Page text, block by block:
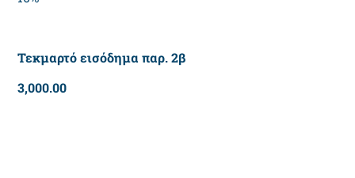
Τεκμαρτό εισόδημα παρ. 2β
3,000.00